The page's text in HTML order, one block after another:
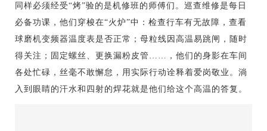
同样必须经受“烤”验的是机修班的师傅们。巡查维修是每日
必备功课，他们穿梭在“火炉”中：检查行车有无故障，查看
球磨机变频器温度表是否正常；母粒线因高温易跳闸，随时
得关注；固定螺丝、更换漏粉皮管……，他们的身影在车间
各处忙碌，丝毫不敢懈怠，用实际行动诠释着爱岗敬业。淌
入到眼睛的汗水和四射的焊花就是他们给这个高温的答复。